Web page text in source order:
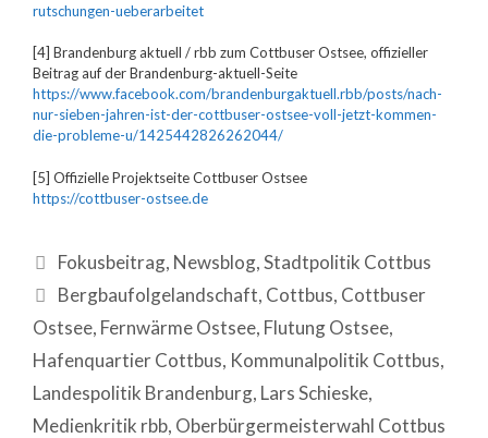
rutschungen-ueberarbeitet
[4] Brandenburg aktuell / rbb zum Cottbuser Ostsee, offizieller
Beitrag auf der Brandenburg-aktuell-Seite
https://www.facebook.com/brandenburgaktuell.rbb/posts/nach-
nur-sieben-jahren-ist-der-cottbuser-ostsee-voll-jetzt-kommen-
die-probleme-u/1425442826262044/
[5] Offizielle Projektseite Cottbuser Ostsee
https://cottbuser-ostsee.de
Fokusbeitrag, Newsblog,Stadtpolitik Cottbus
Bergbaufolgelandschaft, Cottbus, Cottbuser
Ostsee, Fernwärme Ostsee, Flutung Ostsee,
Hafenquartier Cottbus, Kommunalpolitik Cottbus,
Landespolitik Brandenburg, Lars Schieske,
Medienkritik rbb, Oberbürgermeisterwahl Cottbus